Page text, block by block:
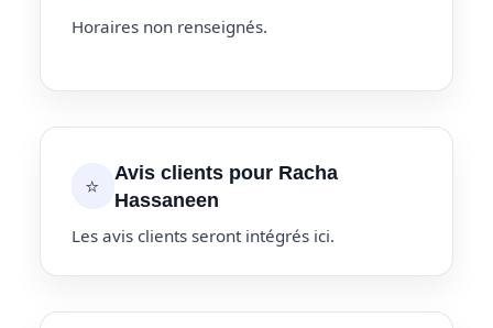
Horaires non renseignés.
⭐
Avis clients pour Racha
Hassaneen
Les avis clients seront intégrés ici.